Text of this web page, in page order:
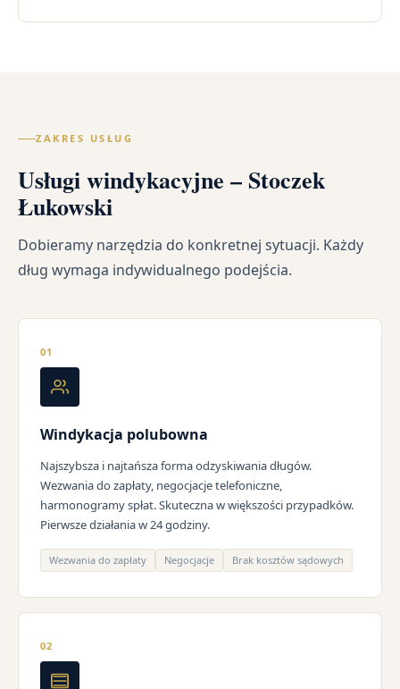
ZAKRES USŁUG
Usługi windykacyjne – Stoczek
Łukowski
Dobieramy narzędzia do konkretnej sytuacji. Każdy
dług wymaga indywidualnego podejścia.
01
Windykacja polubowna
Najszybsza i najtańsza forma odzyskiwania długów.
Wezwania do zapłaty, negocjacje telefoniczne,
harmonogramy spłat. Skuteczna w większości przypadków.
Pierwsze działania w 24 godziny.
Wezwania do zapłaty Negocjacje Brak kosztów sądowych
02